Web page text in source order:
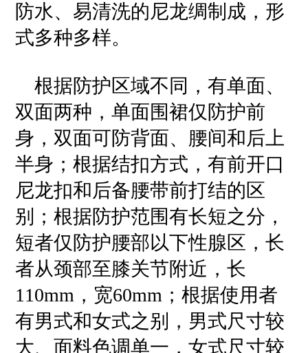
防水、易清洗的尼龙绸制成，形
式多种多样。
根据防护区域不同，有单面、
双面两种，单面围裙仅防护前
身，双面可防背面、腰间和后上
半身；根据结扣方式，有前开口
尼龙扣和后备腰带前打结的区
别；根据防护范围有长短之分，
短者仅防护腰部以下性腺区，长
者从颈部至膝关节附近，长
110mm，宽60mm；根据使用者
有男式和女式之别，男式尺寸较
大、面料色调单一，女式尺寸较